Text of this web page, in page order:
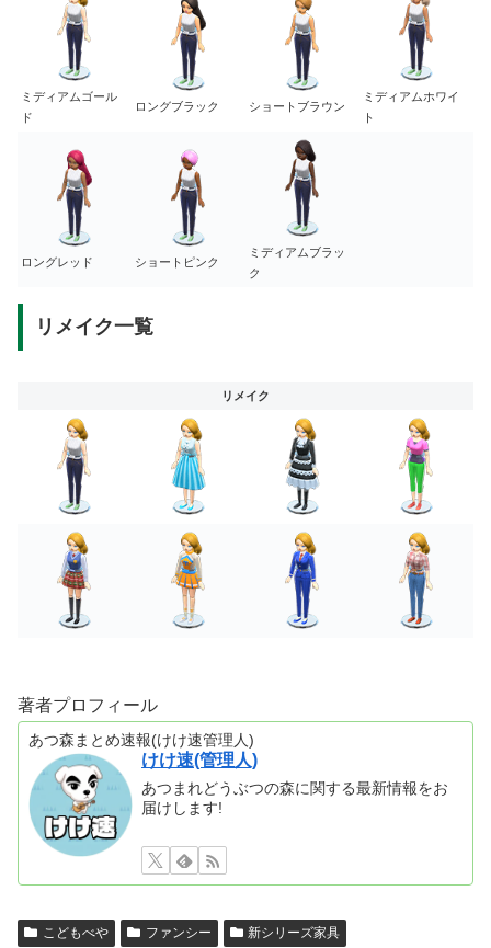
ミディアムゴール
ド
ロングブラック ショートブラウン
ミディアムホワイ
ト
ロングレッド ショートピンク
ミディアムブラッ
ク
リメイク一覧
リメイク
著者プロフィール
あつ森まとめ速報(けけ速管理人)
けけ速(管理人)
あつまれどうぶつの森に関する最新情報をお
届けします!
こどもべや ファンシー 新シリーズ家具